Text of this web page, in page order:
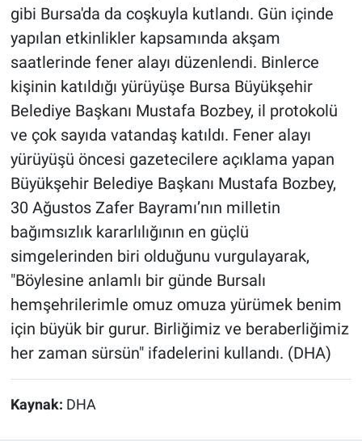
gibi Bursa'da da coşkuyla kutlandı. Gün içinde
yapılan etkinlikler kapsamında akşam
saatlerinde fener alayı düzenlendi. Binlerce
kişinin katıldığı yürüyüşe Bursa Büyükşehir
Belediye Başkanı Mustafa Bozbey, il protokolü
ve çok sayıda vatandaş katıldı. Fener alayı
yürüyüşü öncesi gazetecilere açıklama yapan
Büyükşehir Belediye Başkanı Mustafa Bozbey,
30 Ağustos Zafer Bayramı’nın milletin
bağımsızlık kararlılığının en güçlü
simgelerinden biri olduğunu vurgulayarak,
"Böylesine anlamlı bir günde Bursalı
hemşehrilerimle omuz omuza yürümek benim
için büyük bir gurur. Birliğimiz ve beraberliğimiz
her zaman sürsün" ifadelerini kullandı. (DHA)
Kaynak: DHA